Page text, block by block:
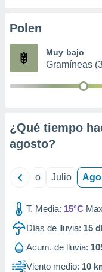
e
mediante
de
1199
Polen
Muy bajo
Gramíneas
¿Qué tiempo
agosto?
Junio Julio
T. Media: 15°C
Días de lluvia: 15
Acum. de lluvia:
Viento medio: 10